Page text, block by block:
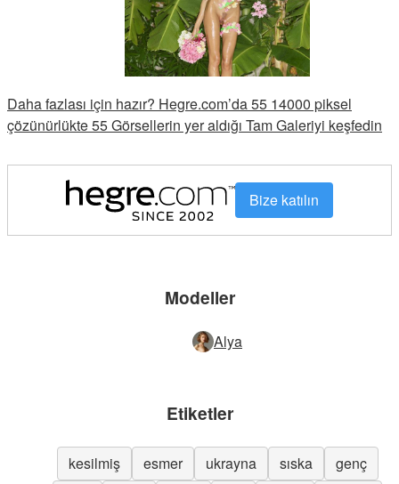
Daha fazlası için hazır? Hegre.com’da 55 14000 piksel
çözünürlükte 55 Görsellerin yer aldığı Tam Galeriyi keşfedin
Bize katılın
Modeller
Alya
Etiketler
kesilmiş esmer ukrayna sıska
genç